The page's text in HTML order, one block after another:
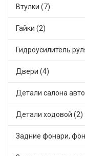
Втулки (7)
Гайки (2)
Двери (4)
Детали ходовой (2)